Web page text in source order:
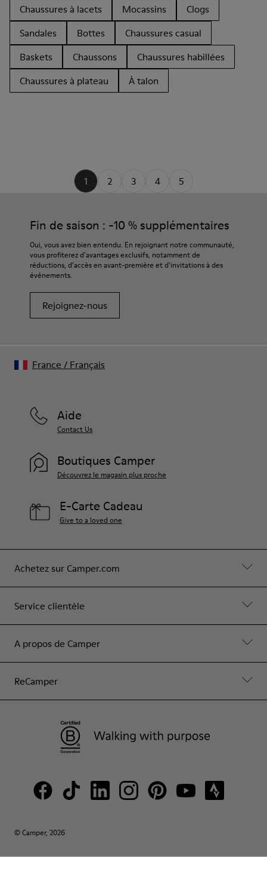
Chaussures à lacets
Mocassins
Clogs
Sandales
Bottes
Chaussures casual
Baskets
Chaussons
Chaussures habillées
Chaussures à plateau
À talon
1 2 3 4 5
Fin de saison : -10 % supplémentaires
Oui, vous avez bien entendu. En rejoignant notre communauté,
vous profiterez d’avantages exclusifs, notamment de
réductions, d’accès en avant-première et d’invitations à des
événements.
Rejoignez-nous
Achetez sur Camper.com
Service clientèle
A propos de Camper
ReCamper
Aide
Contact Us
Boutiques Camper
Découvrez le magasin plus proche
E-Carte Cadeau
Give to a loved one
© Camper, 2026
France / Français